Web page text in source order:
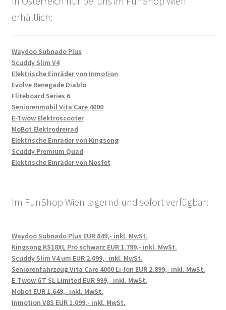
erhältlich:
Waydoo Subnado Plus
Scuddy Slim V4
Elektrische Einräder von Inmotion
Evolve Renegade Diablo
Fliteboard Series 6
Seniorenmobil Vita Care 4000
E-Twow Elektroscooter
MoBot Elektrodreirad
Elektrische Einräder von Kingsong
Scuddy Premium Quad
Elektrische Einräder von Nosfet
Im FunShop Wien lagernd und sofort verfügbar:
Waydoo Subnado Plus EUR 849,- inkl. MwSt.
Kingsong KS18XL Pro schwarz EUR 1.799,- inkl. MwSt.
Scuddy Slim V4 um EUR 2.099,- inkl. MwSt.
Seniorenfahrzeug Vita Care 4000 Li-Ion EUR 2.899,- inkl. MwSt.
E-Twow GT SL Limited EUR 999,- inkl. MwSt.
Mobot EUR 1.649,- inkl. MwSt.
Inmotion V8S EUR 1.099,- inkl. MwSt.